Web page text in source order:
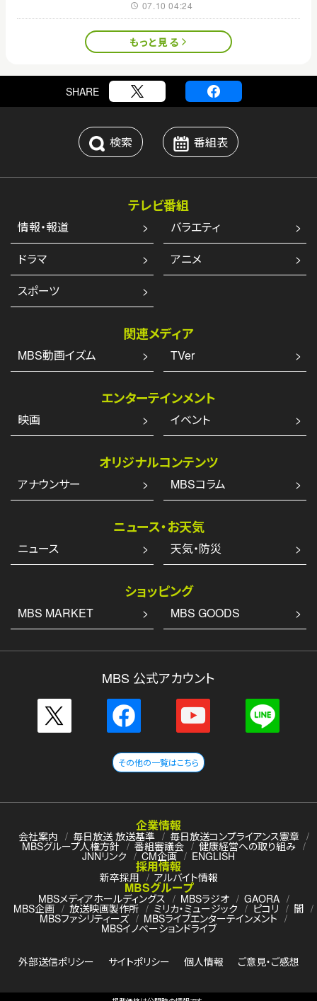
07.10 04:24
もっと見る
SHARE
検索 番組表
テレビ番組
情報・報道
バラエティ
ドラマ
アニメ
スポーツ
関連メディア
MBS動画イズム TVer
エンターテインメント
映画 イベント
オリジナルコンテンツ
アナウンサー MBSコラム
ニュース・お天気
ニュース 天気・防災
ショッピング
MBS MARKET MBS GOODS
MBS 公式アカウント
その他の一覧はこちら
企業情報
会社案内 毎日放送 放送基準 毎日放送コンプライアンス憲章
MBSグループ人権方針 番組審議会 健康経営への取り組み
JNNリンク CM企画 ENGLISH
採用情報
新卒採用 アルバイト情報
MBSグループ
MBSメディアホールディングス MBSラジオ GAORA
MBS企画 放送映画製作所 ミリカ・ミュージック ピコリ 闇
MBSファシリティーズ MBSライブエンターテインメント
MBSイノベーションドライブ
外部送信ポリシー サイトポリシー 個人情報 ご意見・ご感想